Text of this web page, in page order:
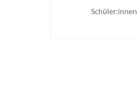
Schüler:innen